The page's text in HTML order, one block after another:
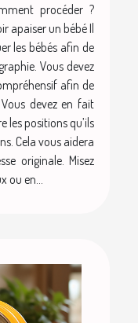
procéder ?
apaiser un bébé Il
les bébés afin de
Vous devez
afin de
devez en fait
les positions qu’ils
Cela vous aidera
originale. Misez
en...